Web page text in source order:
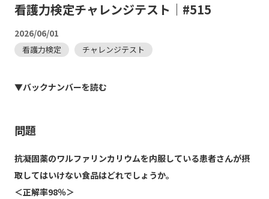
看護力検定チャレンジテスト｜#515
2026/06/01
看護力検定 チャレンジテスト
▼バックナンバーを読む
問題
抗凝固薬のワルファリンカリウムを内服している患者さんが摂
取してはいけない食品はどれでしょうか。
＜正解率98％＞